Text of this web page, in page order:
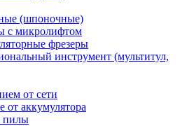
(шпоночные)
с микролифтом
фрезеры
инструмент (мультитул,
от сети
от аккумулятора
пилы